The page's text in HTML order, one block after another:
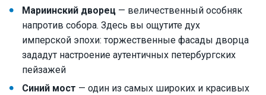
Мариинский дворец — величественный особняк
напротив собора. Здесь вы ощутите дух
имперской эпохи: торжественные фасады дворца
зададут настроение аутентичных петербургских
пейзажей
Синий мост — один из самых широких и красивых